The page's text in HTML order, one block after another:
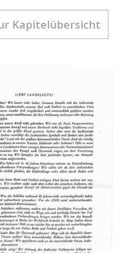
Kapitelübersicht